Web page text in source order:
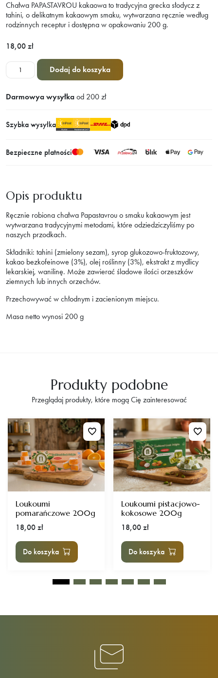
Chałwa PAPASTAVROU kakaowa to tradycyjna grecka słodycz z
tahini, o delikatnym kakaowym smaku, wytwarzana ręcznie według
rodzinnych receptur i dostępna w opakowaniu 200 g.
18,00 zł
ilość
Chałwa
200g
Dodaj do koszyka
Darmowya wysyłka od 200 zł
Szybka wysyłka
Bezpieczne płatności
Opis produktu
Ręcznie robiona chałwa Papastavrou o smaku kakaowym jest
wytwarzana tradycyjnymi metodami, które odziedziczyliśmy po
naszych przodkach.
Składniki: tahini (zmielony sezam), syrop glukozowo-fruktozowy,
kakao bezkofeinowe (3%), olej roślinny (3%), ekstrakt z mydlicy
lekarskiej, wanilinę. Może zawierać śladowe ilości orzeszków
ziemnych lub innych orzechów.
Przechowywać w chłodnym i zacienionym miejscu.
Masa netto wynosi 200 g
Produkty podobne
Przeglądaj produkty, które mogą Cię zainteresować
Loukoumi
pomarańczowe 200g
18,00 zł
Do koszyka
Loukoumi pistacjowo-
kokosowe 200g
18,00 zł
Do koszyka